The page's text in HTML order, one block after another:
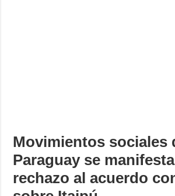
Movimientos sociales
Paraguay se
rechazo al acuerdo